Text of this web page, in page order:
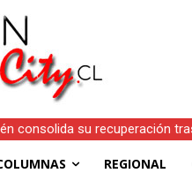
consolida su recuperación
REGIONAL